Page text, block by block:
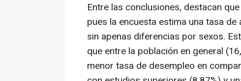
Entre las conclusiones, destacan
pues la encuesta estima una tasa
sin apenas diferencias por sexos.
que entre la población en general
menor tasa de desempleo en